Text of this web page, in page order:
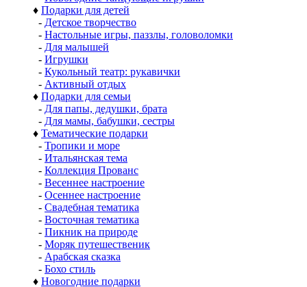
♦ Подарки для детей
- Детское творчество
- Настольные игры, паззлы, головоломки
- Для малышей
- Игрушки
- Кукольный театр: рукавички
- Активный отдых
♦ Подарки для семьи
- Для папы, дедушки, брата
- Для мамы, бабушки, сестры
♦ Тематические подарки
- Тропики и море
- Итальянская тема
- Коллекция Прованс
- Весеннее настроение
- Осеннее настроение
- Свадебная тематика
- Восточная тематика
- Пикник на природе
- Моряк путешественик
- Арабская сказка
- Бохо стиль
♦ Новогодние подарки